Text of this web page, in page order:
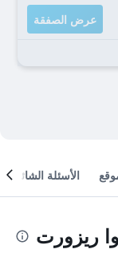
عرض الصفقة
الأسئلة الشائعة
ريزورت